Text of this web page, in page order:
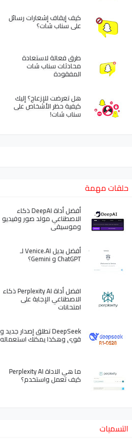
كيف إيقاف إشعارات رسائل
على سناب شات؟
طرق فعالة لاستعادة
محادثات سناب شات
المفقودة
هل تعرضت للإزعاج؟ إليك
كيفية حظر الأشخاص على
سناب شات!
حلقات مهمة
أفضل أداة DeepAI ذكاء
الاصطناعي مولد صور وفيديو
وموسيقى
أفضل بديل Venice.AI لـ
ChatGPT و Gemini؟
افضل أداة Perplexity AI ذكاء
الاصطناعي الإجابة على
امتحانات
DeepSeek تطلق إصدار جديد و
قوي وهكذا يمكنك استعماله
ما هي الاداة Perplexity AI
كيف تعمل واستخدم؟
التسميات